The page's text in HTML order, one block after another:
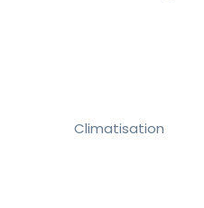
Climatisation